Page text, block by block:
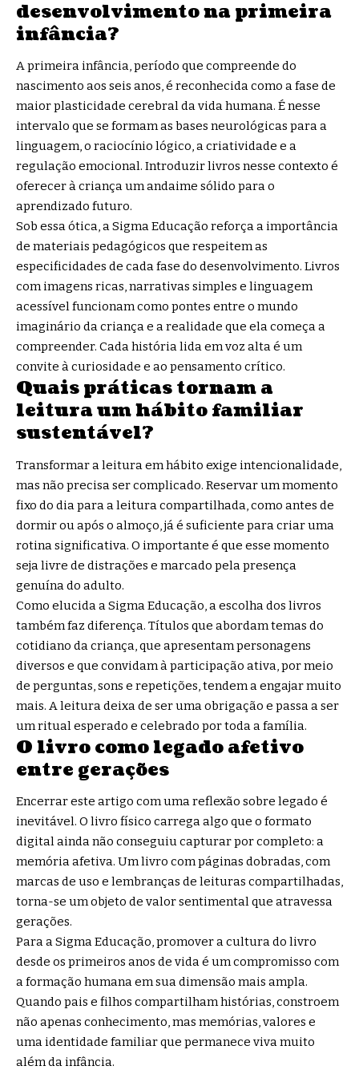
desenvolvimento na primeira
infância?
A primeira infância, período que compreende do
nascimento aos seis anos, é reconhecida como a fase de
maior plasticidade cerebral da vida humana. É nesse
intervalo que se formam as bases neurológicas para a
linguagem, o raciocínio lógico, a criatividade e a
regulação emocional. Introduzir livros nesse contexto é
oferecer à criança um andaime sólido para o
aprendizado futuro.
Sob essa ótica, a Sigma Educação reforça a importância
de materiais pedagógicos que respeitem as
especificidades de cada fase do desenvolvimento. Livros
com imagens ricas, narrativas simples e linguagem
acessível funcionam como pontes entre o mundo
imaginário da criança e a realidade que ela começa a
compreender. Cada história lida em voz alta é um
convite à curiosidade e ao pensamento crítico.
Quais práticas tornam a
leitura um hábito familiar
sustentável?
Transformar a leitura em hábito exige intencionalidade,
mas não precisa ser complicado. Reservar um momento
fixo do dia para a leitura compartilhada, como antes de
dormir ou após o almoço, já é suficiente para criar uma
rotina significativa. O importante é que esse momento
seja livre de distrações e marcado pela presença
genuína do adulto.
Como elucida a Sigma Educação, a escolha dos livros
também faz diferença. Títulos que abordam temas do
cotidiano da criança, que apresentam personagens
diversos e que convidam à participação ativa, por meio
de perguntas, sons e repetições, tendem a engajar muito
mais. A leitura deixa de ser uma obrigação e passa a ser
um ritual esperado e celebrado por toda a família.
O livro como legado afetivo
entre gerações
Encerrar este artigo com uma reflexão sobre legado é
inevitável. O livro físico carrega algo que o formato
digital ainda não conseguiu capturar por completo: a
memória afetiva. Um livro com páginas dobradas, com
marcas de uso e lembranças de leituras compartilhadas,
torna-se um objeto de valor sentimental que atravessa
gerações.
Para a Sigma Educação, promover a cultura do livro
desde os primeiros anos de vida é um compromisso com
a formação humana em sua dimensão mais ampla.
Quando pais e filhos compartilham histórias, constroem
não apenas conhecimento, mas memórias, valores e
uma identidade familiar que permanece viva muito
além da infância.